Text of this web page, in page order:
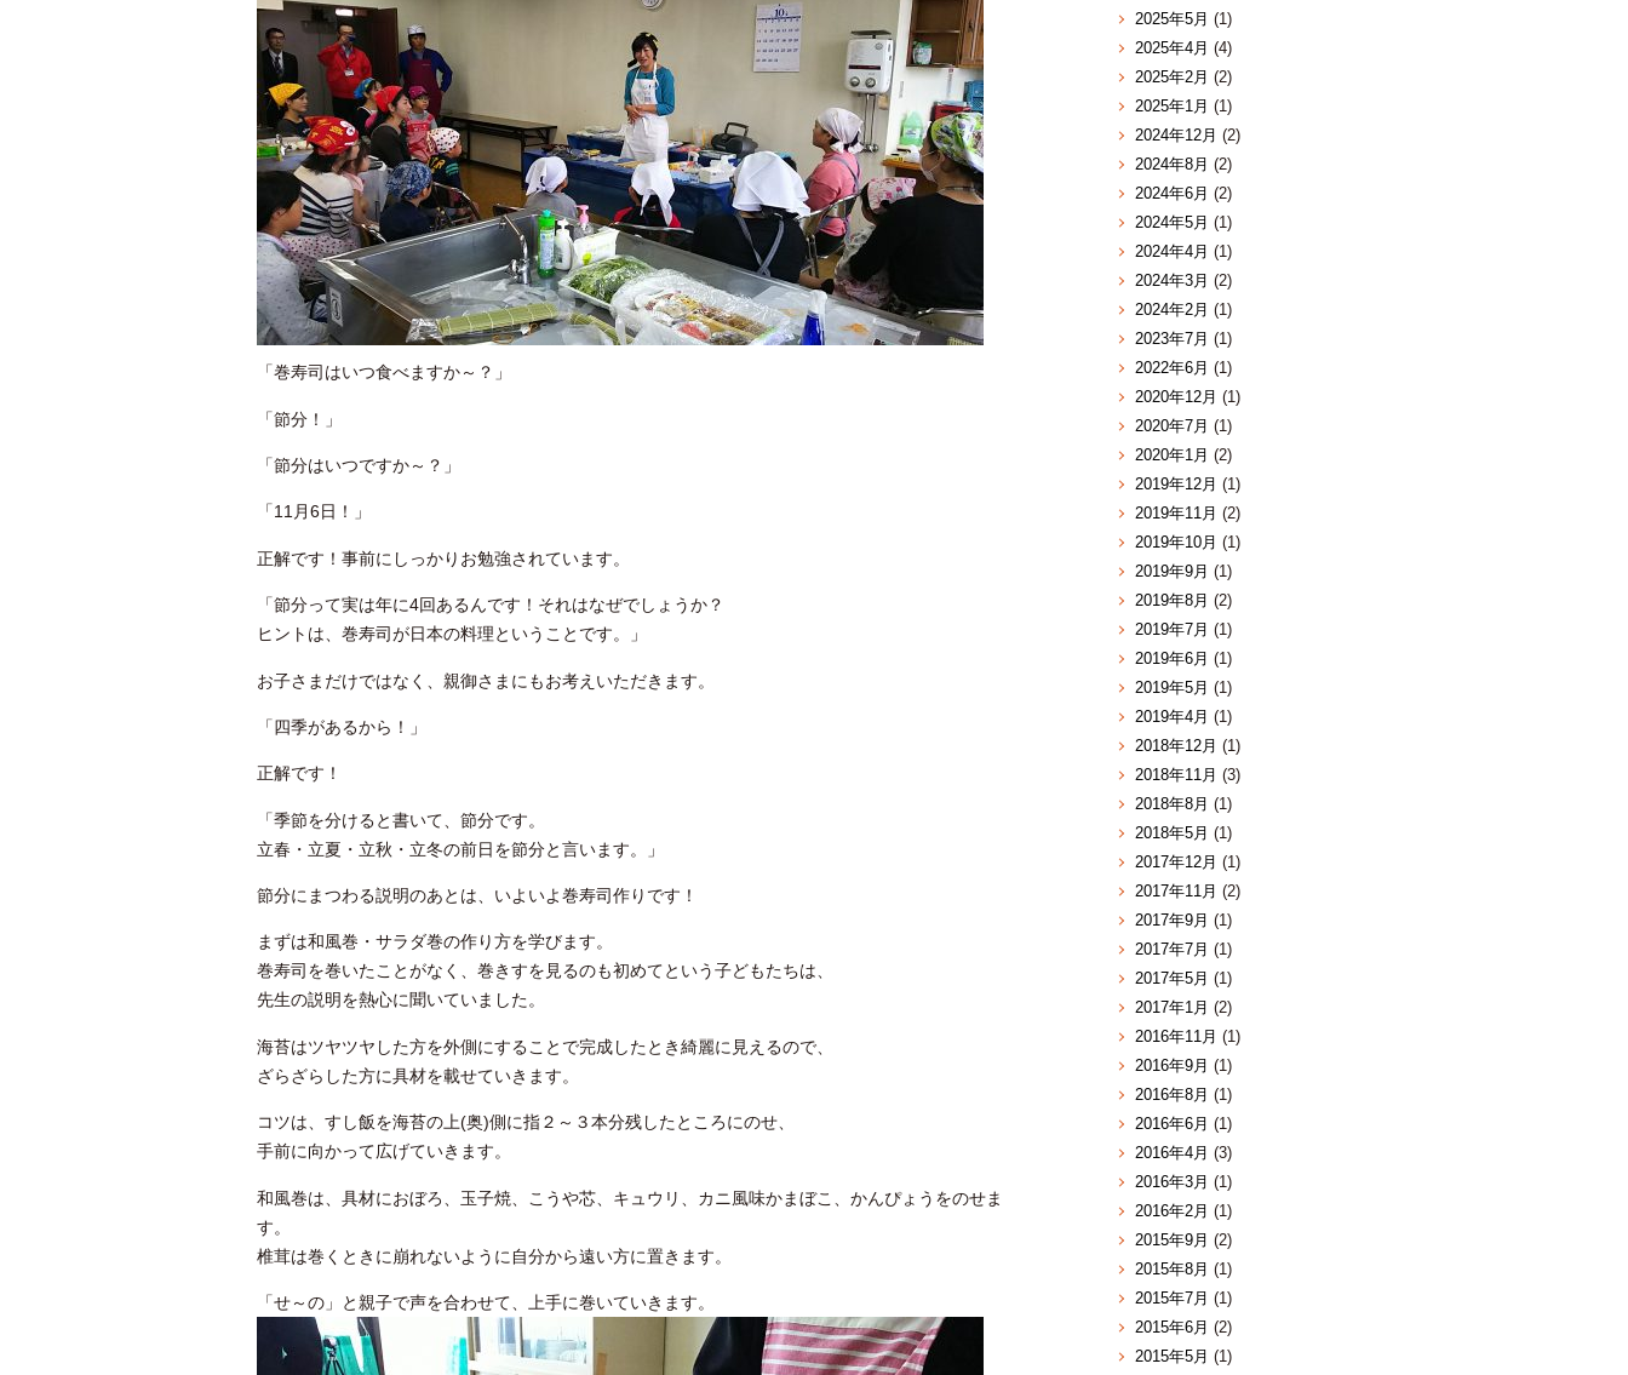
「巻寿司はいつ食べますか～？」
「節分！」
「節分はいつですか～？」
「11月6日！」
正解です！事前にしっかりお勉強されています。
「節分って実は年に4回あるんです！それはなぜでしょうか？
ヒントは、巻寿司が日本の料理ということです。」
お子さまだけではなく、親御さまにもお考えいただきます。
「四季があるから！」
正解です！
「季節を分けると書いて、節分です。
立春・立夏・立秋・立冬の前日を節分と言います。」
節分にまつわる説明のあとは、いよいよ巻寿司作りです！
まずは和風巻・サラダ巻の作り方を学びます。
巻寿司を巻いたことがなく、巻きすを見るのも初めてという子どもたちは、
先生の説明を熱心に聞いていました。
海苔はツヤツヤした方を外側にすることで完成したとき綺麗に見えるので、
ざらざらした方に具材を載せていきます。
コツは、すし飯を海苔の上(奥)側に指２～３本分残したところにのせ、
手前に向かって広げていきます。
和風巻は、具材におぼろ、玉子焼、こうや芯、キュウリ、カニ風味かまぼこ、かんぴょうをのせま
す。
椎茸は巻くときに崩れないように自分から遠い方に置きます。
「せ～の」と親子で声を合わせて、上手に巻いていきます。
2025年5月 (1)
2025年4月 (4)
2025年2月 (2)
2025年1月 (1)
2024年12月 (2)
2024年8月 (2)
2024年6月 (2)
2024年5月 (1)
2024年4月 (1)
2024年3月 (2)
2024年2月 (1)
2023年7月 (1)
2022年6月 (1)
2020年12月 (1)
2020年7月 (1)
2020年1月 (2)
2019年12月 (1)
2019年11月 (2)
2019年10月 (1)
2019年9月 (1)
2019年8月 (2)
2019年7月 (1)
2019年6月 (1)
2019年5月 (1)
2019年4月 (1)
2018年12月 (1)
2018年11月 (3)
2018年8月 (1)
2018年5月 (1)
2017年12月 (1)
2017年11月 (2)
2017年9月 (1)
2017年7月 (1)
2017年5月 (1)
2017年1月 (2)
2016年11月 (1)
2016年9月 (1)
2016年8月 (1)
2016年6月 (1)
2016年4月 (3)
2016年3月 (1)
2016年2月 (1)
2015年9月 (2)
2015年8月 (1)
2015年7月 (1)
2015年6月 (2)
2015年5月 (1)